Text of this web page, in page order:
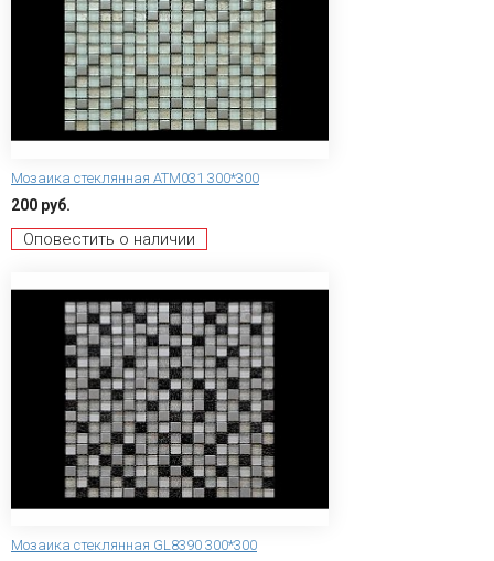
Мозаика стеклянная АТМ031 300*300
200 руб.
Оповестить о наличии
Мозаика стеклянная GL8390 300*300